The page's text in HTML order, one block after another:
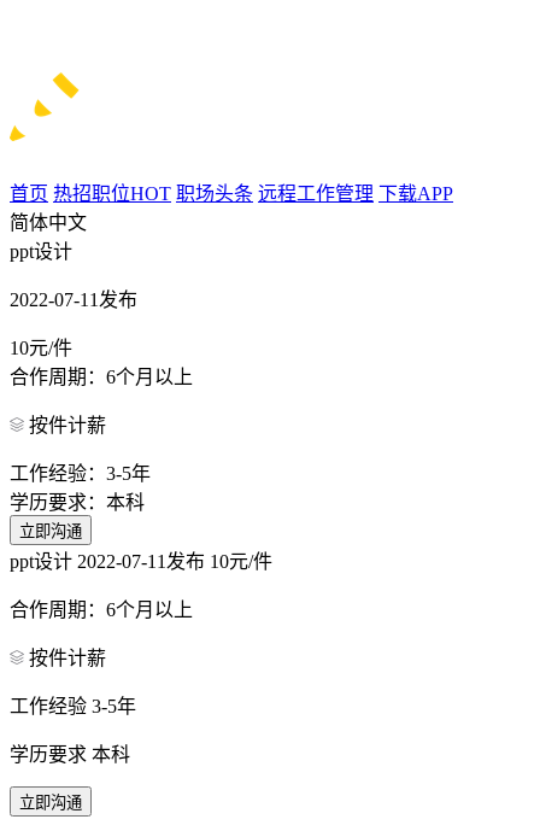
首页 热招职位HOT 职场头条 远程工作管理 下载APP
简体中文
ppt设计
2022-07-11发布
10元/件
合作周期：6个月以上
按件计薪
工作经验：3-5年
学历要求：本科
立即沟通
ppt设计 2022-07-11发布 10元/件
合作周期：6个月以上
按件计薪
工作经验 3-5年
学历要求 本科
立即沟通